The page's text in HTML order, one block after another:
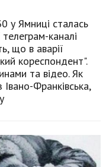
у Ямниці сталась
каналі
що в аварії
кореспондент".
та відео. Як
Івано-Франківська,